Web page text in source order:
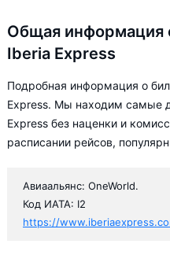
Общая информация
Iberia Express
Подробная информация о
Express. Мы находим самые
Express без наценки и
расписании рейсов,
Авиаальянс: OneWorld.
Код ИАТА: I2
https://